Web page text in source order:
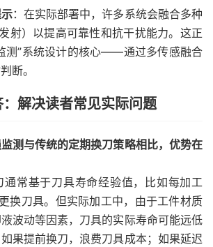
：在实际部署中，许多系统会融合多种
射）以提高可靠性和抗干扰能力。这正
测”系统设计的核心——通过多传感融合
断。
解决读者常见实际问题
测与传统的定期换刀策略相比，优势在
通常基于刀具寿命经验值，比如每加工
换刀具。但实际加工中，由于工件材质
波动等因素，刀具的实际寿命可能远低
果提前换刀，浪费刀具成本；如果延迟